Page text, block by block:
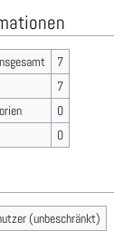
7
7
0
0
(unbeschränkt)